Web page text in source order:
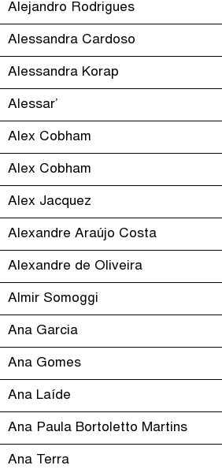
Alejandro Rodrigues
Alessandra Cardoso
Alessandra Korap
Alessar’
Alex Cobham
Alex Cobham
Alex Jacquez
Alexandre Araújo Costa
Alexandre de Oliveira
Almir Somoggi
Ana Garcia
Ana Gomes
Ana Laíde
Ana Paula Bortoletto Martins
Ana Terra